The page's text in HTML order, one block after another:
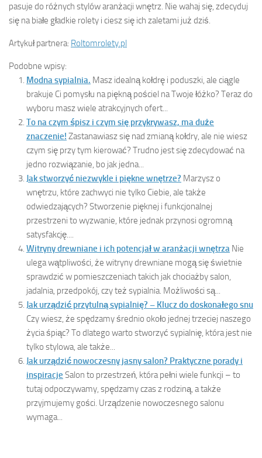
pasuje do różnych stylów aranżacji wnętrz. Nie wahaj się, zdecyduj
się na białe gładkie rolety i ciesz się ich zaletami już dziś.
Artykuł partnera: Roltomrolety.pl
Podobne wpisy:
Modna sypialnia. Masz idealną kołdrę i poduszki, ale ciągle
brakuje Ci pomysłu na piękną pościel na Twoje łóżko? Teraz do
wyboru masz wiele atrakcyjnych ofert...
To na czym śpisz i czym się przykrywasz, ma duże
znaczenie! Zastanawiasz się nad zmianą kołdry, ale nie wiesz
czym się przy tym kierować? Trudno jest się zdecydować na
jedno rozwiązanie, bo jak jedna...
Jak stworzyć niezwykle i piękne wnętrze? Marzysz o
wnętrzu, które zachwyci nie tylko Ciebie, ale także
odwiedzających? Stworzenie pięknej i funkcjonalnej
przestrzeni to wyzwanie, które jednak przynosi ogromną
satysfakcję....
Witryny drewniane i ich potencjał w aranżacji wnętrza Nie
ulega wątpliwości, że witryny drewniane mogą się świetnie
sprawdzić w pomieszczeniach takich jak chociażby salon,
jadalnia, przedpokój, czy też sypialnia. Możliwości są...
Jak urządzić przytulną sypialnię? – Klucz do doskonałego snu
Czy wiesz, że spędzamy średnio około jednej trzeciej naszego
życia śpiąc? To dlatego warto stworzyć sypialnię, która jest nie
tylko stylowa, ale także...
Jak urządzić nowoczesny jasny salon? Praktyczne porady i
inspiracje Salon to przestrzeń, która pełni wiele funkcji – to
tutaj odpoczywamy, spędzamy czas z rodziną, a także
przyjmujemy gości. Urządzenie nowoczesnego salonu
wymaga...